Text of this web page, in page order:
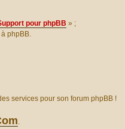
pour phpBB » ;
phpBB.
services pour son forum phpBB !
.